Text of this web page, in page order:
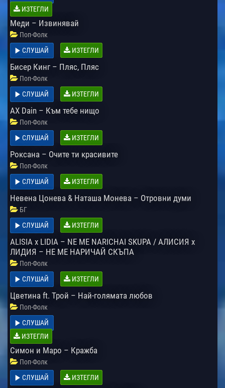
ИЗТЕГЛИ
Меди – Извинявай
Поп-Фолк
СЛУШАЙ
ИЗТЕГЛИ
Бисер Кинг – Пляс, Пляс
Поп-Фолк
СЛУШАЙ
ИЗТЕГЛИ
AX Dain – Към тебе нищо
Поп-Фолк
СЛУШАЙ
ИЗТЕГЛИ
Роксана – Очите ти красивите
Поп-Фолк
СЛУШАЙ
ИЗТЕГЛИ
Невена Цонева & Наташа Монева – Отровни думи
БГ
СЛУШАЙ
ИЗТЕГЛИ
ALISIA x LIDIA – NE ME NARICHAI SKUPA / АЛИСИЯ х
ЛИДИЯ – НЕ МЕ НАРИЧАЙ СКЪПА
Поп-Фолк
СЛУШАЙ
ИЗТЕГЛИ
Цветина ft. Трой – Най-голямата любов
Поп-Фолк
СЛУШАЙ
ИЗТЕГЛИ
Симон и Маро – Кражба
Поп-Фолк
СЛУШАЙ
ИЗТЕГЛИ